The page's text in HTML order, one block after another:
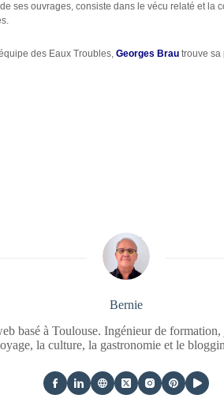
ses ouvrages, consiste dans le vécu relaté et
des Eaux Troubles, Georges Brau trouve sa
Bernie
basé à Toulouse. Ingénieur de
la culture, la gastronomie et le